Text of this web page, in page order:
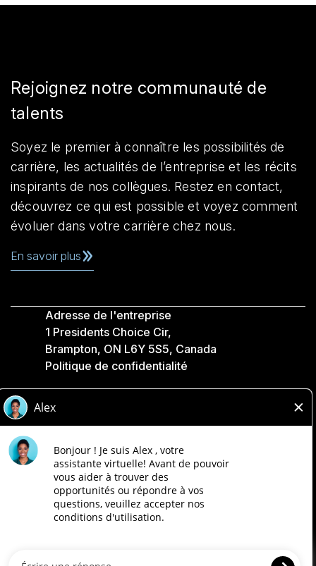
Rejoignez notre communauté de
talents
Soyez le premier à connaître les possibilités de
carrière, les actualités de l’entreprise et les récits
inspirants de nos collègues. Restez en contact,
découvrez ce qui est possible et voyez comment
évoluer dans votre carrière chez nous.
En savoir plus
Adresse de l'entreprise
1 Presidents Choice Cir,
Brampton, ON L6Y 5S5, Canada
Politique de confidentialité
Accessibilité
Compagnies Loblaw